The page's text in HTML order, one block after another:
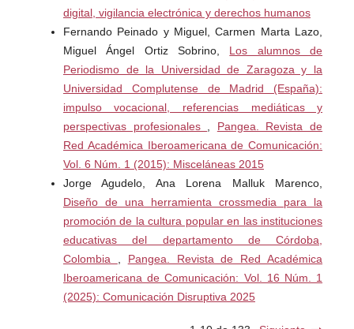
digital, vigilancia electrónica y derechos humanos
Fernando Peinado y Miguel, Carmen Marta Lazo,
Miguel Ángel Ortiz Sobrino, Los alumnos de
Periodismo de la Universidad de Zaragoza y la
Universidad Complutense de Madrid (España):
impulso vocacional, referencias mediáticas y
perspectivas profesionales
Pangea. Revista de
Red Académica Iberoamericana de Comunicación:
Vol. 6 Núm. 1 (2015): Misceláneas 2015
Jorge Agudelo, Ana Lorena Malluk Marenco,
Diseño de una herramienta crossmedia para la
promoción de la cultura popular en las instituciones
educativas del departamento de Córdoba,
Colombia
Pangea. Revista de Red Académica
Iberoamericana de Comunicación: Vol. 16 Núm. 1
(2025): Comunicación Disruptiva 2025